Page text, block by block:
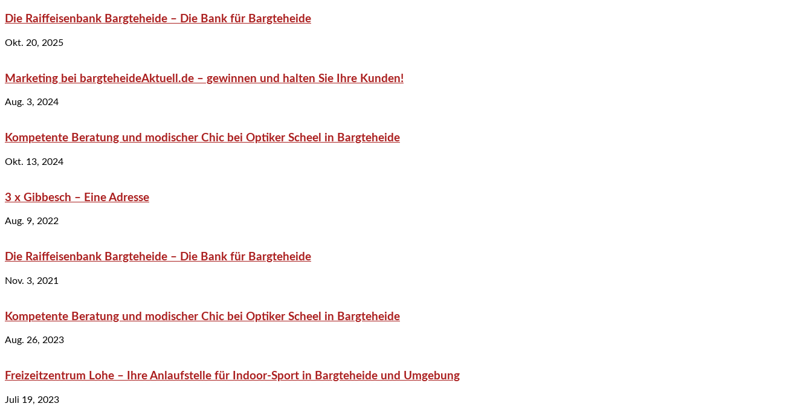
Die Raiffeisenbank Bargteheide – Die Bank für Bargteheide
Okt. 20, 2025
Marketing bei bargteheideAktuell.de – gewinnen und halten Sie Ihre Kunden!
Aug. 3, 2024
Kompetente Beratung und modischer Chic bei Optiker Scheel in Bargteheide
Okt. 13, 2024
3 x Gibbesch – Eine Adresse
Aug. 9, 2022
Die Raiffeisenbank Bargteheide – Die Bank für Bargteheide
Nov. 3, 2021
Kompetente Beratung und modischer Chic bei Optiker Scheel in Bargteheide
Aug. 26, 2023
Freizeitzentrum Lohe – Ihre Anlaufstelle für Indoor-Sport in Bargteheide und Umgebung
Juli 19, 2023